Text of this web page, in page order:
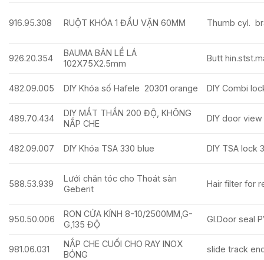
916.95.308 RUỘT KHÓA 1 ĐẦU VẶN 60MM Thumb cyl.
926.20.354
BAUMA BẢN LỀ LÁ
102X75X2.5mm
Butt
482.09.005 DIY Khóa số Hafele 20301 orange DIY Combi
489.70.434
DIY MẮT THẦN 200 ĐỘ, KHÔNG
NẮP CHE
DIY door
482.09.007 DIY Khóa TSA 330 blue DIY TSA lock
588.53.939
Lưới chăn tóc cho Thoát sàn
Geberit
Hair filter for
950.50.006
RON CỬA KÍNH 8-10/2500MM,G-
G,135 ĐỘ
Gl.Door seal
981.06.031
NẮP CHE CUỐI CHO RAY INOX
BÓNG
slide track